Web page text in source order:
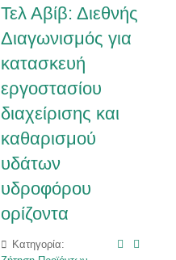
Τελ Αβίβ: Διεθνής
Διαγωνισμός για
κατασκευή
εργοστασίου
διαχείρισης και
καθαρισμού
υδάτων
υδροφόρου
ορίζοντα
Κατηγορία: